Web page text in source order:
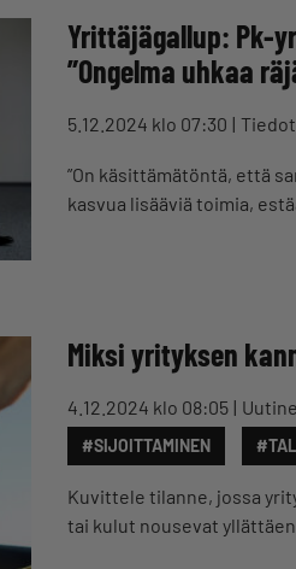
Yrittäjägallup: Pk-
”Ongelma uhkaa
5.12.2024 klo 07:30
”On käsittämätöntä, että
kasvua lisääviä toimia,
Miksi yrityksen
4.12.2024 klo 08:05
#SIJOITTAMINEN
Kuvittele tilanne, jossa
tai kulut nousevat